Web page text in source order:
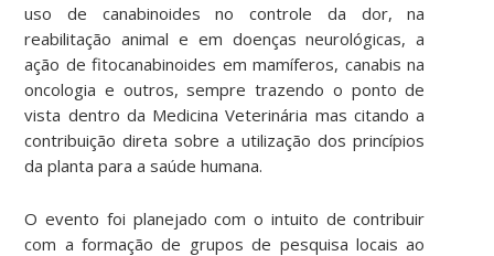
uso de canabinoides no controle da dor, na
reabilitação animal e em doenças neurológicas, a
ação de fitocanabinoides em mamíferos, canabis na
oncologia e outros, sempre trazendo o ponto de
vista dentro da Medicina Veterinária mas citando a
contribuição direta sobre a utilização dos princípios
da planta para a saúde humana.
O evento foi planejado com o intuito de contribuir
com a formação de grupos de pesquisa locais ao